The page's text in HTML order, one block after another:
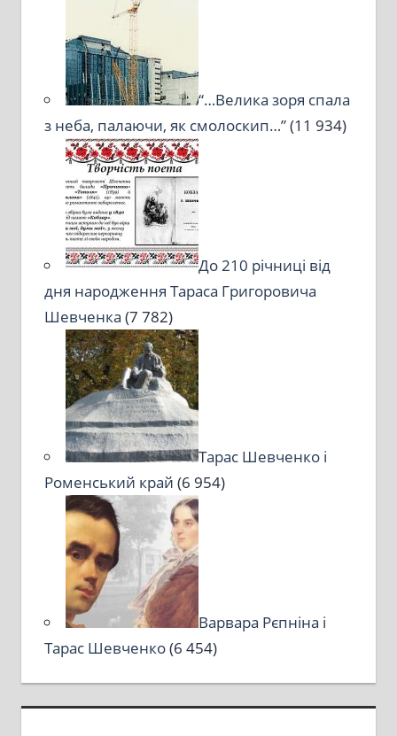
“…Велика зоря спала
з неба, палаючи, як смолоскип…”(11 934)
До 210 річниці від
дня народження Тараса Григоровича
Шевченка (7 782)
Тарас Шевченко і
Роменський край (6 954)
Варвара Рєпніна і
Тарас Шевченко(6 454)